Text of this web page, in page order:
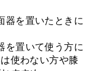
器を置いたときに
を置いて使う方に
使わない方や膝